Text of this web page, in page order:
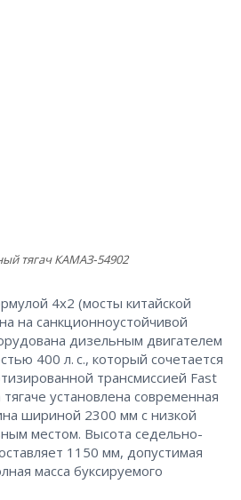
тягач КАМАЗ‑54902
4х2 (мосты китайской
на санкционноустойчивой
дизельным двигателем
400 л. с., который сочетается
трансмиссией Fast
установлена современная
шириной 2300 мм с низкой
местом. Высота седельно-
1150 мм, допустимая
масса буксируемого